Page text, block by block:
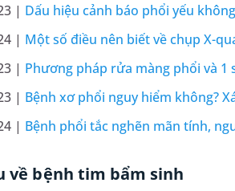
| Dấu hiệu cảnh báo phổi yếu
| Một số điều nên biết về chụp X-
| Phương pháp rửa màng phổi và 1
| Bệnh xơ phổi nguy hiểm không?
| Bệnh phổi tắc nghẽn mãn tính,
về bệnh tim bẩm sinh